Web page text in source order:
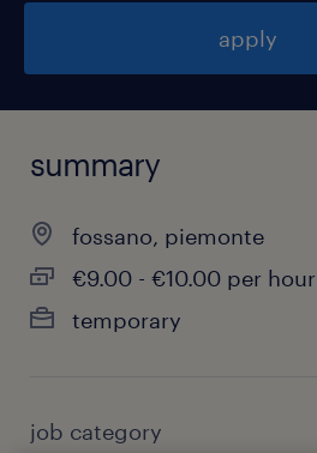
apply
summary
fossano, piemonte
€9.00 - €10.00 per hour
temporary
job category